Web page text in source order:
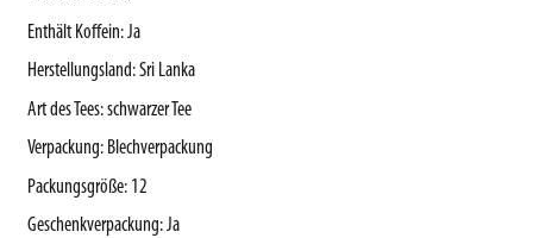
Enthält Koffein:Ja
Herstellungsland:Sri Lanka
Art des Tees:schwarzer Tee
Verpackung: Blechverpackung
Packungsgröße: 12
Geschenkverpackung:Ja